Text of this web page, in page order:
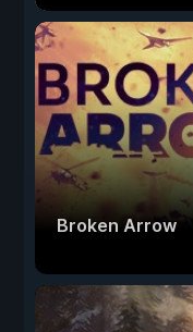
Broken Arrow